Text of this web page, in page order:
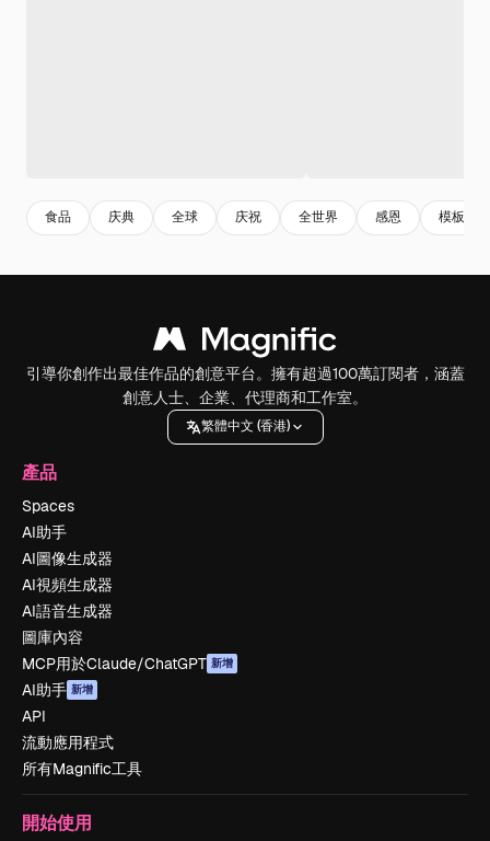
食品 庆典 全球 庆祝 全世界 感恩 模板
引導你創作出最佳作品的創意平台。擁有超過100萬訂閱者，涵蓋
創意人士、企業、代理商和工作室。
繁體中文 (香港)
產品
Spaces
AI助手
AI圖像生成器
AI視頻生成器
AI語音生成器
圖庫內容
MCP用於Claude/ChatGPT 新增
AI助手 新增
API
流動應用程式
所有Magnific工具
開始使用